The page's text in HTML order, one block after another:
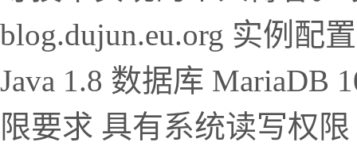
blog.dujun.eu.org 实例配
Java 1.8 数据库 MariaDB
限要求 具有系统读写权